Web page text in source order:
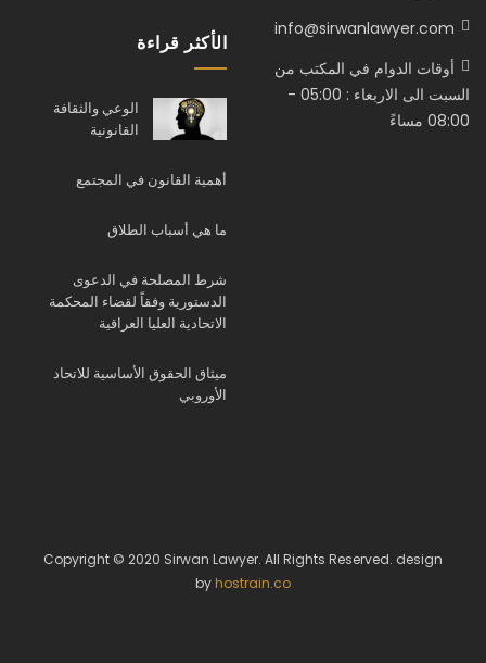
info@sirwanlawyer.com
أوقات الدوام في المكتب من
السبت الى الاربعاء : 05:00 -
08:00 مساءً
الأكثر قراءة
الوعي والثقافة
القانونية
أهمية القانون في المجتمع
ما هي أسباب الطلاق
شرط المصلحة في الدعوى
الدستورية وفقاً لقضاء المحكمة
الاتحادية العليا العراقية
ميثاق الحقوق الأساسية للاتحاد
الأوروبي
Copyright © 2020 Sirwan Lawyer. All Rights Reserved. design
by hostrain.co